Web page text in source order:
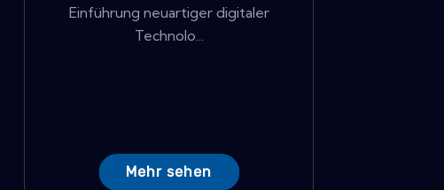
Einführung neuartiger digitaler
Technolo...
Mehr sehen